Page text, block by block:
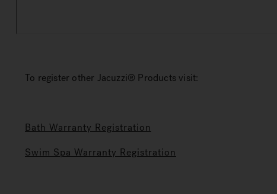
To register other Jacuzzi® Products visit:
Bath Warranty Registration
Swim Spa Warranty Registration